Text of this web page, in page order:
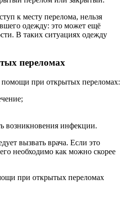
к месту перелома, нельзя
одежду: это может ещё
В таких ситуациях одежду
переломах
при открытых переломах:
возникновения инфекции.
вызвать врача. Если это
необходимо как можно скорее
при открытых переломах